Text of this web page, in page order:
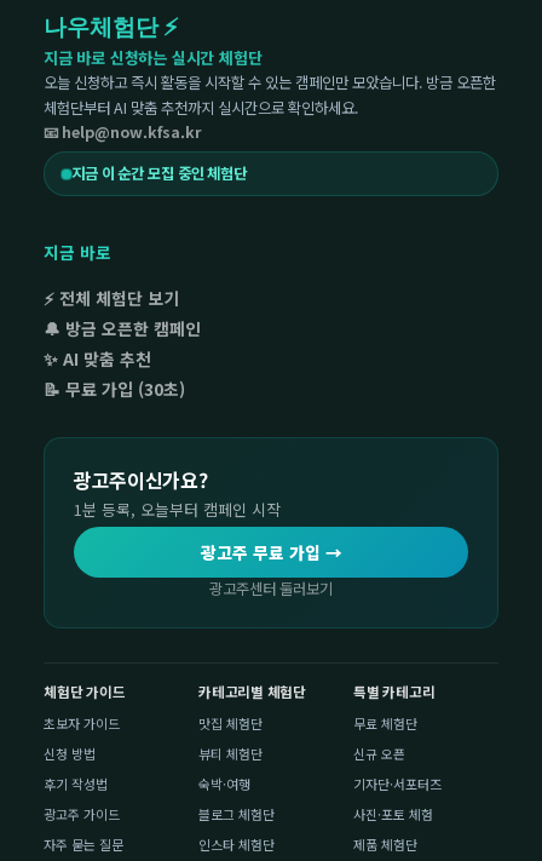
나우체험단 ⚡
지금 바로 신청하는 실시간 체험단
오늘 신청하고 즉시 활동을 시작할 수 있는 캠페인만 모았습니다. 방금 오픈한
체험단부터 AI 맞춤 추천까지 실시간으로 확인하세요.
📧 help@now.kfsa.kr
지금 이 순간 모집 중인 체험단
지금 바로
⚡ 전체 체험단 보기
🔔 방금 오픈한 캠페인
✨ AI 맞춤 추천
📝 무료 가입 (30초)
광고주이신가요?
1분 등록, 오늘부터 캠페인 시작
광고주 무료 가입 →
광고주센터 둘러보기
체험단 가이드
초보자 가이드
신청 방법
후기 작성법
광고주 가이드
자주 묻는 질문
카테고리별 체험단
맛집 체험단
뷰티 체험단
숙박·여행
블로그 체험단
인스타 체험단
특별 카테고리
무료 체험단
신규 오픈
기자단·서포터즈
사진·포토 체험
제품 체험단